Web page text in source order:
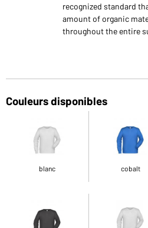
recognized standard
amount of organic
throughout the entire
Couleurs disponibles
blanc cobalt